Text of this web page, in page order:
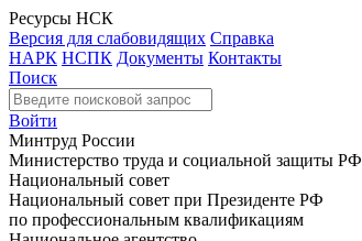
Ресурсы НСК
Версия для слабовидящих Справка
НАРК НСПК Документы Контакты
Поиск
Войти
Минтруд России
Министерство труда и социальной защиты РФ
Национальный совет
Национальный совет при Президенте РФ
по профессиональным квалификациям